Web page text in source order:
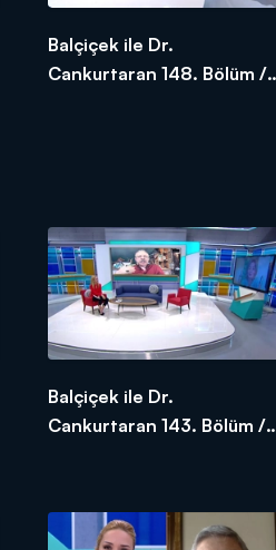
Balçiçek ile Dr.
Cankurtaran 148. Bölüm /
Balçiçek ile Dr.
Cankurtaran 143. Bölüm /